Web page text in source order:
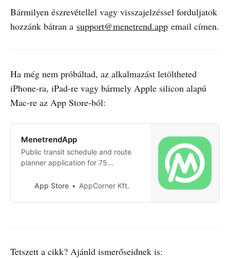
Bármilyen észrevétellel vagy visszajelzéssel forduljatok
hozzánk bátran a support@menetrend.app email címen.
Ha még nem próbáltad, az alkalmazást letöltheted
iPhone-ra, iPad-re vagy bármely Apple silicon alapú
Mac-re az App Store-ból:
‎MenetrendApp
‎Public transit schedule and route
planner application for 75
Balassagyarmat, Balatonfüred,
Bátaszék, Bátonyterenye, Békés,
Eger, Ercsi, Esztergom, Fonyó…
App Store AppCorner Kft.
Tetszett a cikk? Ajánld ismerőseidnek is: